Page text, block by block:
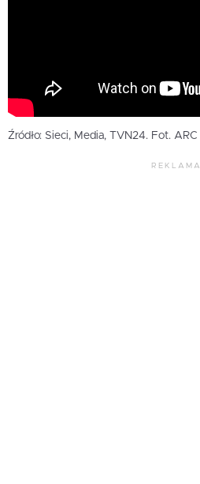
Źródło: Sieci, Media, TVN24. Fot. ARC
REKLAMA